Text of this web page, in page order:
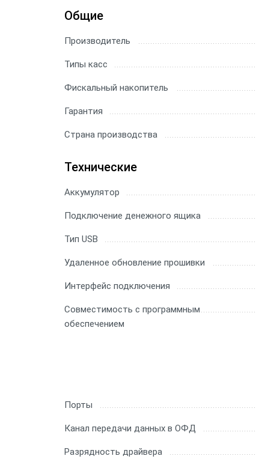
Общие
Производитель
Типы касс
Фискальный накопитель
Гарантия
Страна производства
Технические
Аккумулятор
Подключение денежного ящика
Тип USB
Удаленное обновление прошивки
Интерфейс подключения
Совместимость с программным
обеспечением
Порты
Канал передачи данных в ОФД
Разрядность драйвера